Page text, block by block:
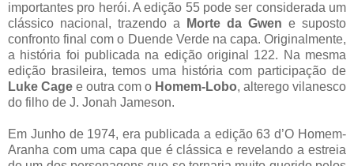
importantes pro herói. A edição 55 pode ser considerada um
clássico nacional, trazendo a Morte da Gwen e suposto
confronto final com o Duende Verde na capa. Originalmente,
a história foi publicada na edição original 122. Na mesma
edição brasileira, temos uma história com participação de
Luke Cage e outra com o Homem-Lobo, alterego vilanesco
do filho de J. Jonah Jameson.
Em Junho de 1974, era publicada a edição 63 d’O Homem-
Aranha com uma capa que é clássica e revelando a estreia